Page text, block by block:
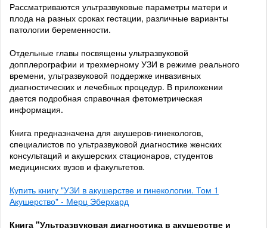
Рассматриваются ультразвуковые параметры матери и
плода на разных сроках гестации, различные варианты
патологии беременности.
Отдельные главы посвящены ультразвуковой
допплерографии и трехмерному УЗИ в режиме реального
времени, ультразвуковой поддержке инвазивных
диагностических и лечебных процедур. В приложении
дается подробная справочная фетометрическая
информация.
Книга предназначена для акушеров-гинекологов,
специалистов по ультразвуковой диагностике женских
консультаций и акушерских стационаров, студентов
медицинских вузов и факультетов.
Купить книгу "УЗИ в акушерстве и гинекологии. Том 1
Акушерство" - Мерц Эберхард
Книга "Ультразвуковая диагностика в акушерстве и